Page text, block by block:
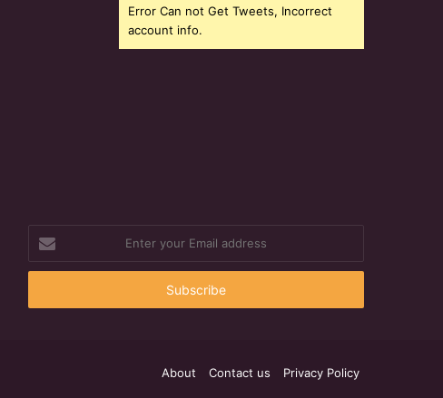
Error Can not Get Tweets, Incorrect
account info.
Enter
your
Email
About Contact us Privacy Policy